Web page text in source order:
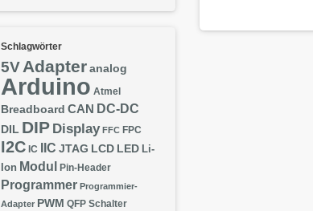
Schlagwörter
5VAdapter analog
Arduino Atmel
Breadboard CAN DC-DC
DIL DIP Display FFC FPC
I2C IC IIC JTAG LCD LED Li-
Ion Modul Pin-Header
Programmer Programmier-
Adapter PWM QFP Schalter